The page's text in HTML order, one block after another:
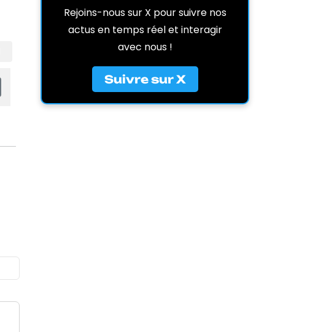
Rejoins-nous sur X pour suivre nos
actus en temps réel et interagir
avec nous !
Suivre sur X